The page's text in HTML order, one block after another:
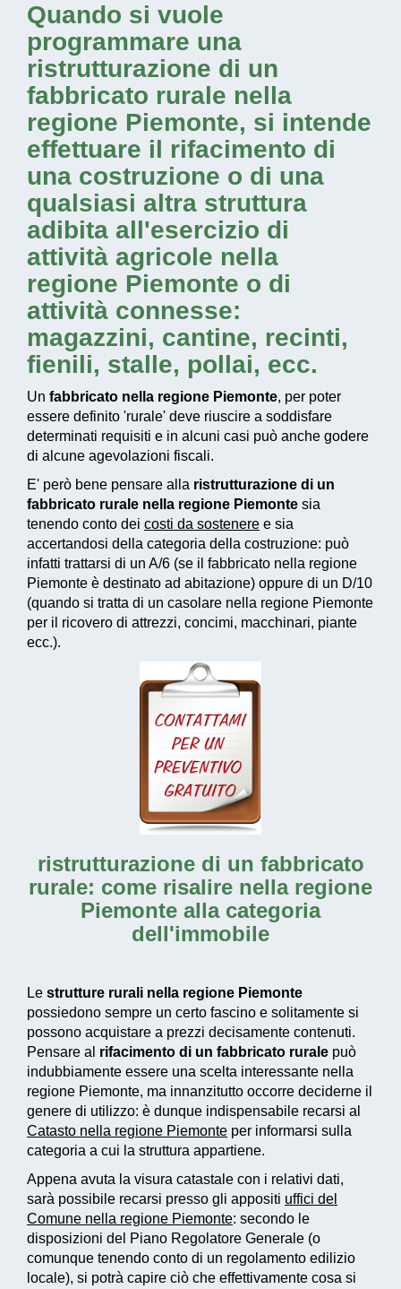
Quando si vuole
programmare una
ristrutturazione di un
fabbricato rurale nella
regione Piemonte, si intende
effettuare il rifacimento di
una costruzione o di una
qualsiasi altra struttura
adibita all'esercizio di
attività agricole nella
regione Piemonte o di
attività connesse:
magazzini, cantine, recinti,
fienili, stalle, pollai, ecc.
Un fabbricato nella regione Piemonte, per poter
essere definito 'rurale' deve riuscire a soddisfare
determinati requisiti e in alcuni casi può anche godere
di alcune agevolazioni fiscali.
E' però bene pensare alla ristrutturazione di un
fabbricato rurale nella regione Piemonte sia
tenendo conto dei costi da sostenere e sia
accertandosi della categoria della costruzione: può
infatti trattarsi di un A/6 (se il fabbricato nella regione
Piemonte è destinato ad abitazione) oppure di un D/10
(quando si tratta di un casolare nella regione Piemonte
per il ricovero di attrezzi, concimi, macchinari, piante
ecc.).
ristrutturazione di un fabbricato
rurale: come risalire nella regione
Piemonte alla categoria
dell'immobile
Le strutture rurali nella regione Piemonte
possiedono sempre un certo fascino e solitamente si
possono acquistare a prezzi decisamente contenuti.
Pensare al rifacimento di un fabbricato rurale può
indubbiamente essere una scelta interessante nella
regione Piemonte, ma innanzitutto occorre deciderne il
genere di utilizzo: è dunque indispensabile recarsi al
Catasto nella regione Piemonte per informarsi sulla
categoria a cui la struttura appartiene.
Appena avuta la visura catastale con i relativi dati,
sarà possibile recarsi presso gli appositi uffici del
Comune nella regione Piemonte: secondo le
disposizioni del Piano Regolatore Generale (o
comunque tenendo conto di un regolamento edilizio
locale), si potrà capire ciò che effettivamente cosa si